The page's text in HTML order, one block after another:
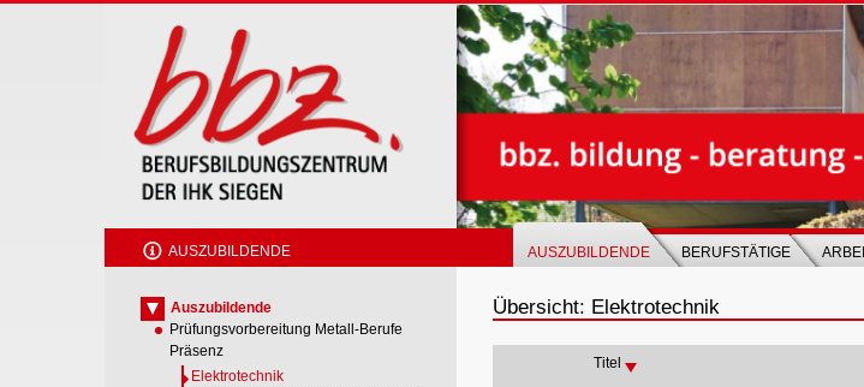
AUSZUBILDENDE AUSZUBILDENDE BERUFSTÄTIGE
Übersicht: Elektrotechnik
Titel
Auszubildende
Prüfungsvorbereitung Metall-Berufe
Präsenz
Elektrotechnik